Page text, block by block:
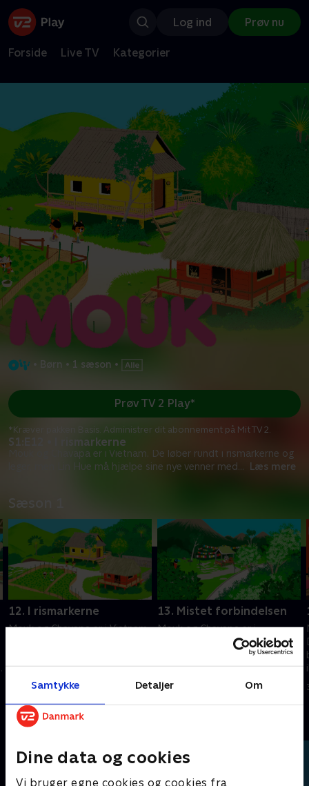
Samtykke Detaljer Om
Dine data og cookies
Vi bruger egne cookies og cookies fra
Log ind Prøv nu
Forside Live TV Kategorier
• Børn • 1 sæson •
S1:E12 • I rismarkerne
Mouk og Chavapa er i Vietnam. De løber rundt i rismarkerne og
leger, men Lin Hue må hjælpe sine nye venner med... Læs mere
Prøv TV 2 Play*
*Kræver pakken Basis. Administrer dit abonnement på Mit TV 2.
Sæson 1
12. I rismarkerne
Mouk og Chavapa er i Vietnam.
sine nye venner med at rette
deres fejl og redde fiskene.
2. februar 2013 • 11 min
13. Mistet forbindelsen
Mouk og Chavapa er i
Darjeeling i Indien. Popo og
Mita beder dem tage billeder
af tehøsten til en
præsentation, de skal lave i
skolen.
3. februar 2013 • 11 min
Andre så også